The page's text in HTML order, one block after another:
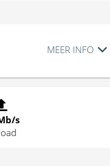
MEER INFO
s